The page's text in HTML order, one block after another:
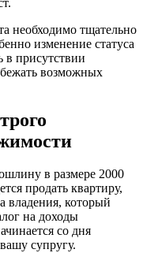
необходимо тщательно
изменение статуса
в присутствии
возможных
в размере 2000
продать квартиру,
владения, который
на доходы
со дня
супругу.